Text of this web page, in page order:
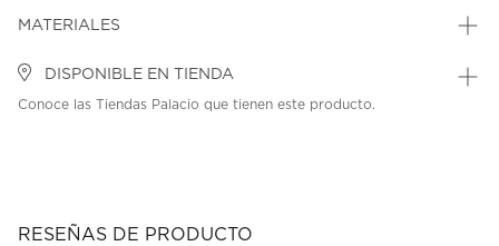
MATERIALES
DISPONIBLE EN TIENDA
Conoce las Tiendas Palacio que tienen este producto.
RESEÑAS DE PRODUCTO